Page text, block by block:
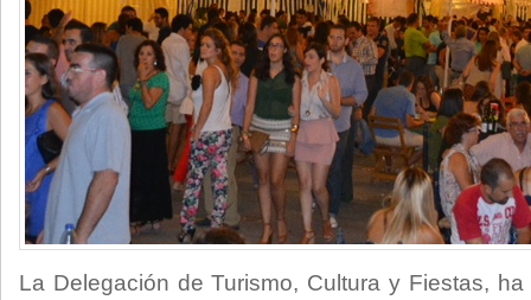
La Delegación de Turismo, Cultura y Fiestas,